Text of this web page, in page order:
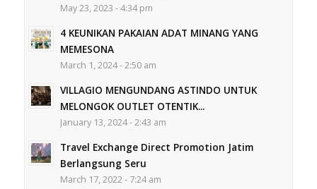
May 23, 2023 - 4:34 pm
4 KEUNIKAN PAKAIAN ADAT MINANG YANG
MEMESONA
March 1, 2024 - 2:50 am
VILLAGIO MENGUNDANG ASTINDO UNTUK
MELONGOK OUTLET OTENTIK...
January 13, 2024 - 2:43 am
Travel Exchange Direct Promotion Jatim
Berlangsung Seru
March 17, 2022 - 7:24 am